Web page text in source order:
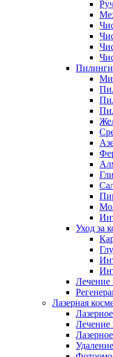
Пилинги
Уход за
Лазерная
Лечение